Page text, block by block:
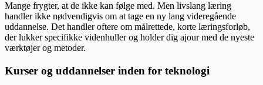
Mange frygter, at de ikke kan følge med. Men livslang læring
handler ikke nødvendigvis om at tage en ny lang videregående
uddannelse. Det handler oftere om målrettede, korte læringsforløb,
der lukker specifikke videnhuller og holder dig ajour med de nyeste
værktøjer og metoder.
Kurser og uddannelser inden for teknologi